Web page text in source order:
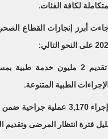
لكافة الفئات.
أبرز إنجازات القطاع
النحو التالي:
- تقديم 2 مليون خدمة
الطبية المتنوعة.
- إجراء 3,170 عملية
فترة انتظار المرضى وتقديم